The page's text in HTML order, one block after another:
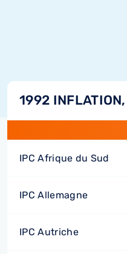
1992
IPC Afrique du Sud
IPC Allemagne
IPC Autriche